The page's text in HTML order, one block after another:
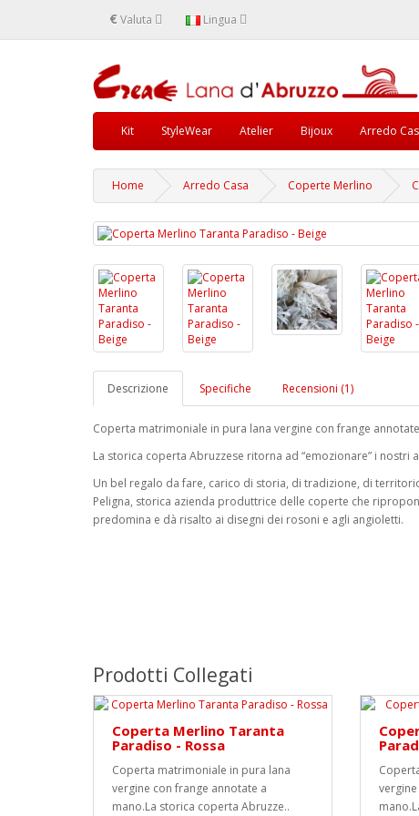
€ Valuta Lingua
Kit StyleWear Atelier Bijoux Arredo
Home Arredo Casa Coperte Merlino
Descrizione Specifiche Recensioni (1)
Coperta matrimoniale in pura lana vergine con frange
La storica coperta Abruzzese ritorna ad “emozionare” i nostri
Un bel regalo da fare, carico di storia, di tradizione, di
Peligna, storica azienda produttrice delle coperte che
predomina e dà risalto ai disegni dei rosoni e agli angioletti.
Prodotti Collegati
Coperta Merlino Taranta
Paradiso - Rossa
Coperta matrimoniale in pura lana
vergine con frange annotate a
mano.La storica coperta Abruzze..